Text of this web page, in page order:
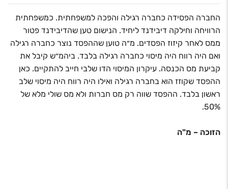
החברה הפסידה כחברה רגילה והפכה למשפחתית. כמשפחתית
הרוויחה וחילקה דיבידנד ליחיד. הנישום טען שהדיבידנד פטור
ממס לאחר קיזוז הפסדים. מ״ה טוען שההפסד נוצר כחברה רגילה
ואם היה רווח היה מיסוי כחברה רגילה בלבד. ביהמ״ש קיבל את
קביעת מס הכנסה. עיקרון המיסוי הדו שלבי חייב להתקיים. כאן
ההפסד שקוזז הוא בחברה רגילה ואילו היה רווח היה מיסוי שלב
ראשון בלבד. ההפסד שווה רק מס חברות ולא מס שולי מלא של
50%.
הזוכה – מ"ה